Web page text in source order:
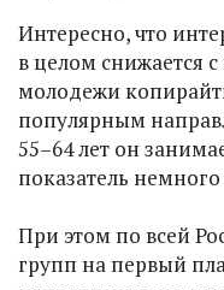
Интересно, что
в целом снижается
молодежи
популярным
55–64 лет он
показатель
При этом по всей
групп на первый